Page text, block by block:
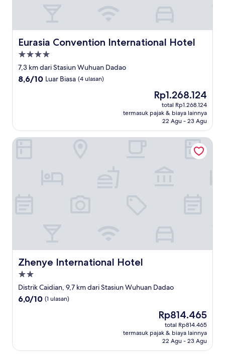
Eurasia Convention International Hotel
Eurasia Convention International Hotel
Properti
bintang
4.0
7,3 km dari Stasiun Wuhuan Dadao
8.6
ulasan)
8,6/10 Luar Biasa (4 ulasan)
Harga
sekarang
Rp1.268.124
Rp1.268.124
total Rp1.268.124
termasuk pajak & biaya lainnya
22 Agu - 23 Agu
Zhenye International Hotel
Zhenye International Hotel
Properti
bintang
2.0
Distrik Caidian, 9,7 km dari Stasiun Wuhuan Dadao
6.0
6,0/10 (1 ulasan)
Harga
sekarang
Rp814.465
Rp814.465
total Rp814.465
termasuk pajak & biaya lainnya
22 Agu - 23 Agu
Zhenye International Hotel